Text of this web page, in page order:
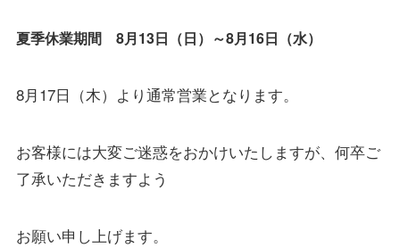
夏季休業期間 8月13日（日）～8月16日（水）
8月17日（木）より通常営業となります。
お客様には大変ご迷惑をおかけいたしますが、何卒ご
了承いただきますよう
お願い申し上げます。